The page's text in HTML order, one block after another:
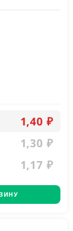
1,40 ₽
1,30 ₽
1,17 ₽